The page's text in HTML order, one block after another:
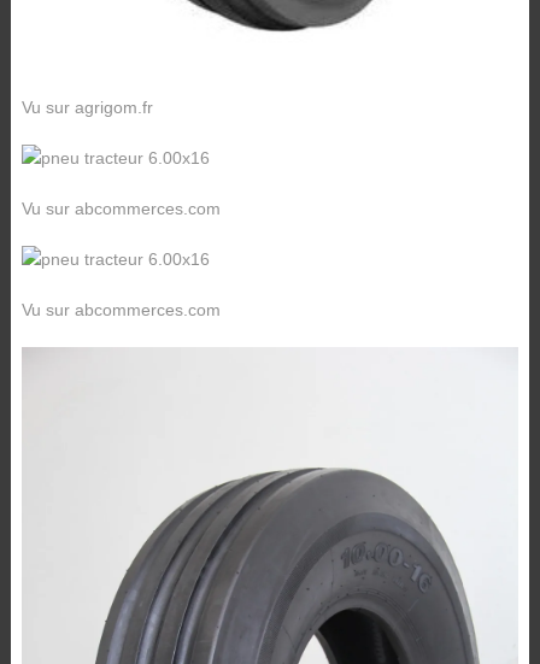
Vu sur agrigom.fr
Vu sur abcommerces.com
Vu sur abcommerces.com